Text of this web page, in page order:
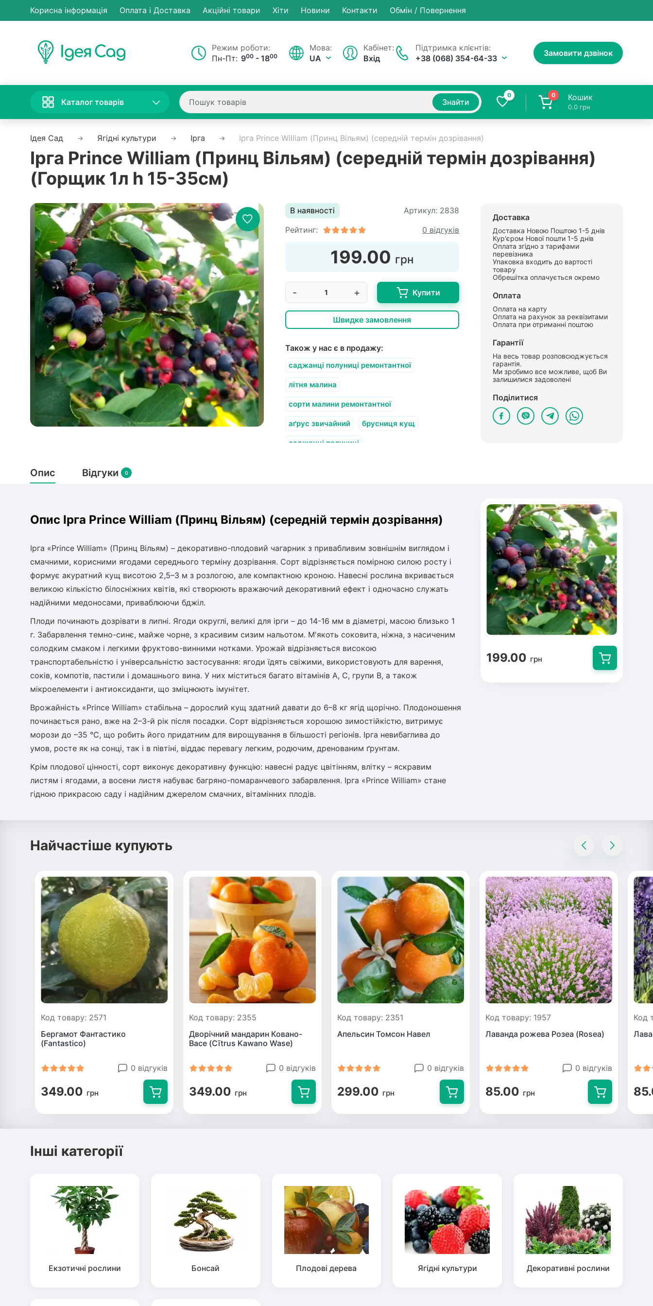
Корисна інформація Оплата і Доставка Акційні товари Хiти Новини Контакти Обмін / Повернення
Режим роботи:
Пн-Пт: 900 - 1800
Підтримка клієнтів:
+38 (068) 354-64-33
Мова:
UA
Кабінет:
Вхід
Замовити дзвінок
Каталог товарів Знайти
0 0 Кошик
0.0 грн
Ідея Сад Ягідні культури Ірга Ірга Prince William (Принц Вільям) (середній термін дозрівання)
Ірга Prince William (Принц Вільям) (середній термін дозрівання)
(Горщик 1л h 15-35см)
В наявності Артикул: 2838
Рейтинг:
0 відгуків
199.00 грн
- + Купити
Швидке замовлення
Також у нас є в продажу:
саджанці полуниці ремонтантної
літня малина
сорти малини ремонтантної
аґрус звичайний брусниця кущ
саджанці полуниці
Доставка
Доставка Новою Поштою 1-5 днів
Кур'єром Нової пошти 1-5 днів
Оплата згідно з тарифами
перевізника
Упаковка входить до вартості
товару
Обрешітка оплачується окремо
Оплата
Оплата на карту
Оплата на рахунок за реквізитами
Оплата при отриманні поштою
Гарантії
На весь товар розповсюджується
гарантія.
Ми зробимо все можливе, щоб Ви
залишилися задоволені
Поділитися
Опис Відгуки 0
Опис Ірга Prince William (Принц Вільям) (середній термін дозрівання)
Ірга «Prince William» (Принц Вільям) – декоративно-плодовий чагарник з привабливим зовнішнім виглядом і
смачними, корисними ягодами середнього терміну дозрівання. Сорт відрізняється помірною силою росту і
формує акуратний кущ висотою 2,5–3 м з розлогою, але компактною кроною. Навесні рослина вкривається
великою кількістю білосніжних квітів, які створюють вражаючий декоративний ефект і одночасно служать
надійними медоносами, приваблюючи бджіл.
Плоди починають дозрівати в липні. Ягоди округлі, великі для ірги – до 14-16 мм в діаметрі, масою близько 1
г. Забарвлення темно-синє, майже чорне, з красивим сизим нальотом. М'якоть соковита, ніжна, з насиченим
солодким смаком і легкими фруктово-винними нотками. Урожай відрізняється високою
транспортабельністю і універсальністю застосування: ягоди їдять свіжими, використовують для варення,
соків, компотів, пастили і домашнього вина. У них міститься багато вітамінів А, С, групи В, а також
мікроелементи і антиоксиданти, що зміцнюють імунітет.
Врожайність «Prince William» стабільна – дорослий кущ здатний давати до 6–8 кг ягід щорічно. Плодоношення
починається рано, вже на 2–3-й рік після посадки. Сорт відрізняється хорошою зимостійкістю, витримує
морози до –35 °C, що робить його придатним для вирощування в більшості регіонів. Ірга невибаглива до
умов, росте як на сонці, так і в півтіні, віддає перевагу легким, родючим, дренованим ґрунтам.
Крім плодової цінності, сорт виконує декоративну функцію: навесні радує цвітінням, влітку – яскравим
листям і ягодами, а восени листя набуває багряно-помаранчевого забарвлення. Ірга «Prince William» стане
гідною прикрасою саду і надійним джерелом смачних, вітамінних плодів.
199.00 грн
Найчастіше купують
Код товару: 2571
Бергамот Фантастико
(Fantastico)
0 відгуків
349.00 грн
Код товару: 2355
Дворічний мандарин Ковано-
Васе (Cītrus Kawano Wase)
0 відгуків
349.00 грн
Код товару: 2351
Апельсин Томсон Навел
0 відгуків
299.00 грн
Код товару: 1957
Лаванда рожева Розеа (Rosea)
0 відгуків
85.00 грн
Код
Інші категорії
Екзотичні рослини Бонсай Плодові дерева Ягідні культури Декоративні рослини